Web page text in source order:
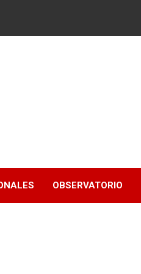
OBSERVATORIO